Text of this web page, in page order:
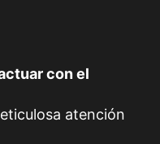
con el
atención